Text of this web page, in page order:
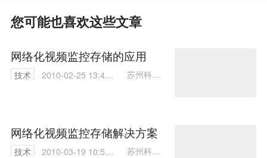
您可能也喜欢这些文章
网络化视频监控存储的应用
技术
2010-02-25 13:48:
苏州科达
网络化视频监控存储解决方案
技术
2010-03-19 10:55:
苏州科达